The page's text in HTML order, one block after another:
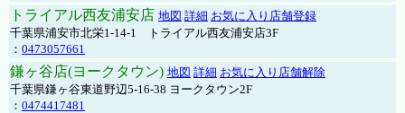
トライアル西友浦安店 地図 詳細 お気に入り店舗登録
千葉県浦安市北栄1-14-1 トライアル西友浦安店3F
： 0473057661
鎌ヶ谷店(ヨークタウン) 地図 詳細 お気に入り店舗解除
千葉県鎌ヶ谷東道野辺5-16-38 ヨークタウン2F
： 0474417481